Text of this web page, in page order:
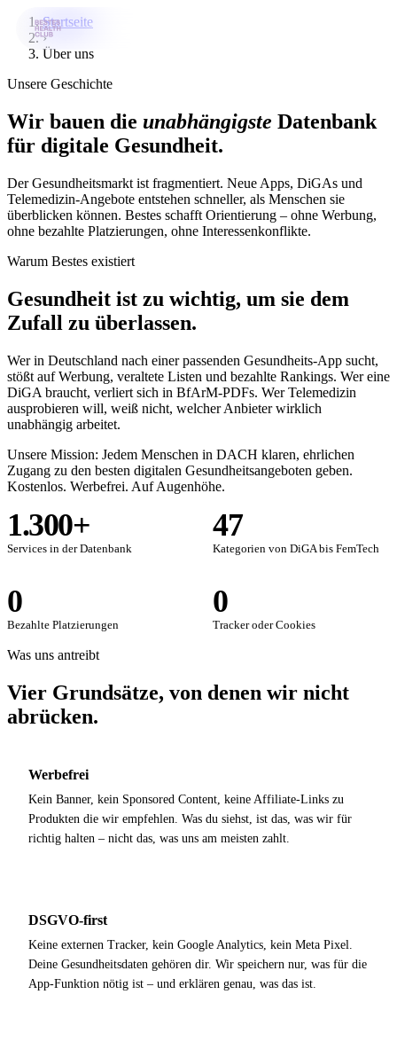
Bestes-App
News
Für Unternehmen
Startseite
›
Über uns
Unsere Geschichte
Wir bauen die unabhängigste Datenbank
für digitale Gesundheit.
Der Gesundheitsmarkt ist fragmentiert. Neue Apps, DiGAs und
Telemedizin-Angebote entstehen schneller, als Menschen sie
überblicken können. Bestes schafft Orientierung – ohne Werbung,
ohne bezahlte Platzierungen, ohne Interessenkonflikte.
Warum Bestes existiert
Gesundheit ist zu wichtig, um sie dem
Zufall zu überlassen.
Wer in Deutschland nach einer passenden Gesundheits-App sucht,
stößt auf Werbung, veraltete Listen und bezahlte Rankings. Wer eine
DiGA braucht, verliert sich in BfArM-PDFs. Wer Telemedizin
ausprobieren will, weiß nicht, welcher Anbieter wirklich
unabhängig arbeitet.
Unsere Mission: Jedem Menschen in DACH klaren, ehrlichen
Zugang zu den besten digitalen Gesundheitsangeboten geben.
Kostenlos. Werbefrei. Auf Augenhöhe.
1.300+
Services in der Datenbank
47
Kategorien von DiGA bis FemTech
0
Bezahlte Platzierungen
0
Tracker oder Cookies
Was uns antreibt
Vier Grundsätze, von denen wir nicht
abrücken.
Werbefrei
Kein Banner, kein Sponsored Content, keine Affiliate-Links zu
Produkten die wir empfehlen. Was du siehst, ist das, was wir für
richtig halten – nicht das, was uns am meisten zahlt.
DSGVO-first
Keine externen Tracker, kein Google Analytics, kein Meta Pixel.
Deine Gesundheitsdaten gehören dir. Wir speichern nur, was für die
App-Funktion nötig ist – und erklären genau, was das ist.